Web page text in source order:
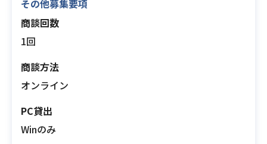
その他募集要項
商談回数
1回
商談方法
オンライン
PC貸出
Winのみ